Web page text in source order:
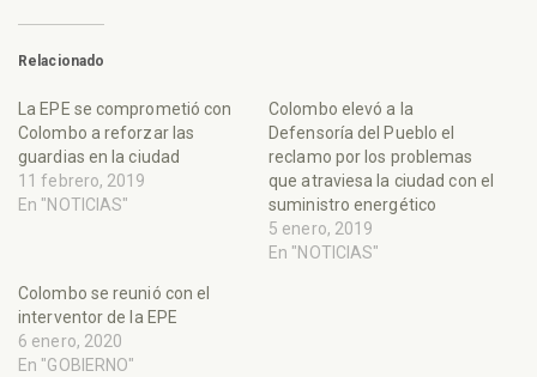
Relacionado
La EPE se comprometió con
Colombo a reforzar las
guardias en la ciudad
11 febrero, 2019
En "NOTICIAS"
Colombo elevó a la
Defensoría del Pueblo el
reclamo por los problemas
que atraviesa la ciudad con el
suministro energético
5 enero, 2019
En "NOTICIAS"
Colombo se reunió con el
interventor de la EPE
6 enero, 2020
En "GOBIERNO"